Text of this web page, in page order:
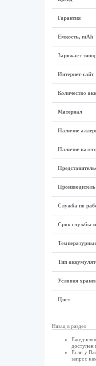
Гарантия
Емкость, mAh
Заряжает
Интернет-сайт
Количество
Материал
Наличие
Наличие
Производитель
Служба по
Срок службы
Тип
Условия
Цвет
Назад в раздел
доступен
Если у
запрос